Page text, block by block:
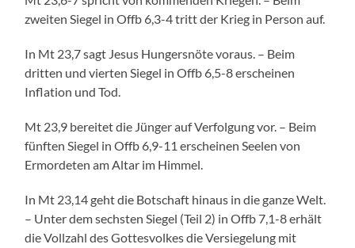
zweiten Siegel in Offb 6,3-4 tritt der Krieg in Person auf.
In Mt 23,7 sagt Jesus Hungersnöte voraus. – Beim
dritten und vierten Siegel in Offb 6,5-8 erscheinen
Inflation und Tod.
Mt 23,9 bereitet die Jünger auf Verfolgung vor. – Beim
fünften Siegel in Offb 6,9-11 erscheinen Seelen von
Ermordeten am Altar im Himmel.
In Mt 23,14 geht die Botschaft hinaus in die ganze Welt.
– Unter dem sechsten Siegel (Teil 2) in Offb 7,1-8 erhält
die Vollzahl des Gottesvolkes die Versiegelung mit